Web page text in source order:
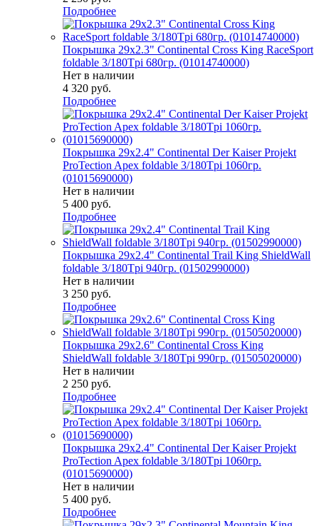
Подробнее
Покрышка 29x2.3" Continental Cross King RaceSport
foldable 3/180Tpi 680гр. (01014740000)
Нет в наличии
4 320 руб.
Подробнее
Покрышка 29x2.4" Continental Der Kaiser Projekt
ProTection Apex foldable 3/180Tpi 1060гр.
(01015690000)
Нет в наличии
5 400 руб.
Подробнее
Покрышка 29x2.4" Continental Trail King ShieldWall
foldable 3/180Tpi 940гр. (01502990000)
Нет в наличии
3 250 руб.
Подробнее
Покрышка 29x2.6" Continental Cross King
ShieldWall foldable 3/180Tpi 990гр. (01505020000)
Нет в наличии
2 250 руб.
Подробнее
Покрышка 29x2.4" Continental Der Kaiser Projekt
ProTection Apex foldable 3/180Tpi 1060гр.
(01015690000)
Нет в наличии
5 400 руб.
Подробнее